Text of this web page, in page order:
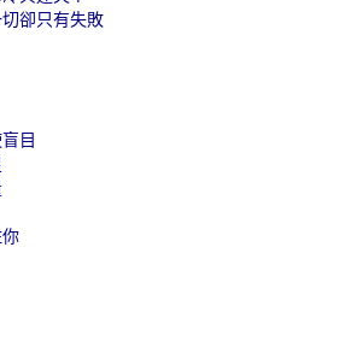
卻只有失敗
目